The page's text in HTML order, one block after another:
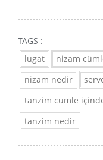
TAGS :
lugat
nizam
nizam nedir
tanzim cümle
tanzim nedir